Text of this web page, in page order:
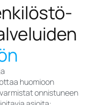
huomioon
onnistuneen